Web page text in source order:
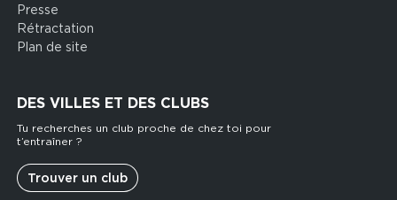
Presse
Rétractation
Plan de site
DES VILLES ET DES CLUBS
Tu recherches un club proche de chez toi pour
t’entraîner ?
Trouver un club